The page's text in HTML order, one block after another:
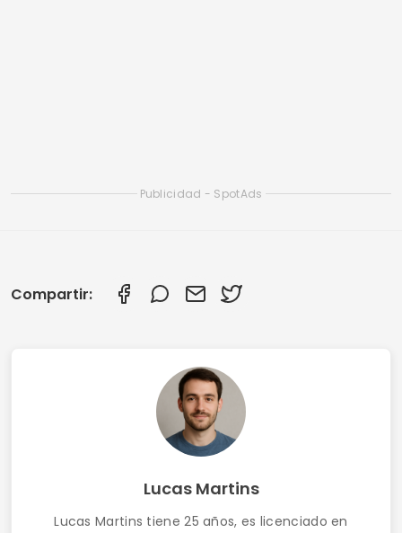
Lucas Martins tiene 25 años, es licenciado en
en su blog.
Artículos relacionados